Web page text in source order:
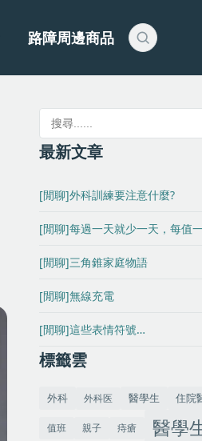
路障周邊商品
最新文章
[閒聊]外科訓練要注意什麼?
[閒聊]每過一天就少一天，每值
[閒聊]三角錐家庭物語
[閒聊]無線充電
[閒聊]這些表情符號…
標籤雲
外科 外科医 醫學生 住院
值班 親子 痔瘡 醫學